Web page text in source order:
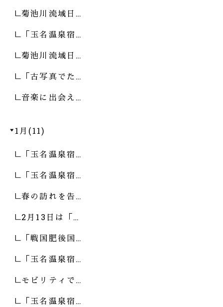
菊池川流域日…
「玉名温泉宿…
菊池川流域日…
「古写真でた…
音楽に出会え…
1月(11)
「玉名温泉宿…
「玉名温泉宿…
春の訪れを告…
2月13日は「…
「戦国肥後国…
「玉名温泉宿…
モビリティで…
「玉名温泉宿…